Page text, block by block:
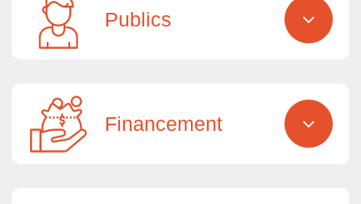
Publics
Financement